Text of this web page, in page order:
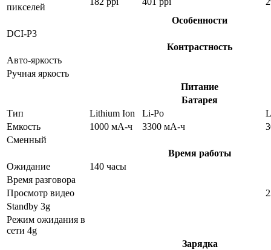
пикселей
Особенности
DCI-P3
Контрастность
Авто-яркость
Ручная яркость
Питание
Батарея
Тип
Lithium Ion Li-Po
Емкость
1000 мА-ч 3300 мА-ч
Сменный
Время работы
Ожидание
140 часы
Время разговора
Просмотр видео
Standby 3g
Режим ожидания в
сети 4g
Зарядка